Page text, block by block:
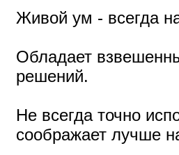
Живой ум - всегда
Обладает
решений.
Не всегда точно
соображает лучше